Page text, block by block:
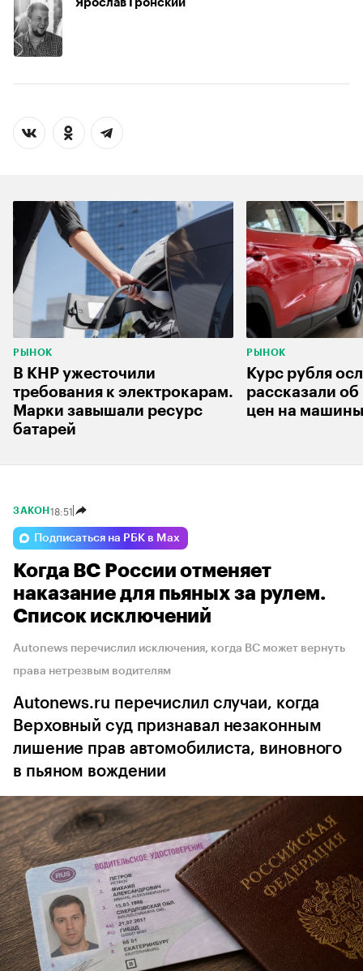
Ярослав Гронский
РЫНОК
В КНР ужесточили
требования к электрокарам.
Марки завышали ресурс
батарей
РЫНОК
Курс рубля
рассказали
цен на машины
ЗАКОН 18:51
Подписаться на РБК в Max
Когда ВС России отменяет
наказание для пьяных за рулем.
Список исключений
Autonews перечислил исключения, когда ВС может вернуть
права нетрезвым водителям
Autonews.ru перечислил случаи, когда
Верховный суд признавал незаконным
лишение прав автомобилиста, виновного
в пьяном вождении